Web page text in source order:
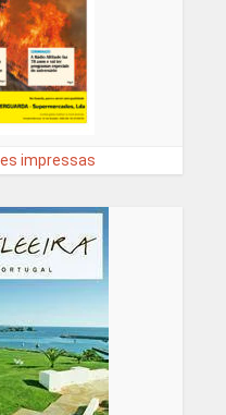
impressas